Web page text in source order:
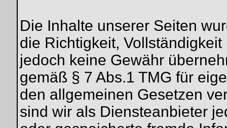
Die Inhalte unserer Seiten
die Richtigkeit,
jedoch keine Gewähr
gemäß § 7 Abs.1 TMG für
den allgemeinen Gesetzen
sind wir als Diensteanbieter